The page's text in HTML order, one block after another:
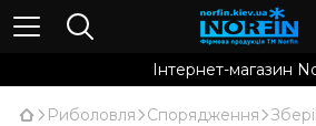
Інтернет-магазин
Риболовля Спорядження